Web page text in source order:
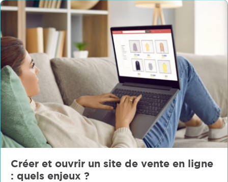
Créer et ouvrir un site de vente en ligne
: quels enjeux ?